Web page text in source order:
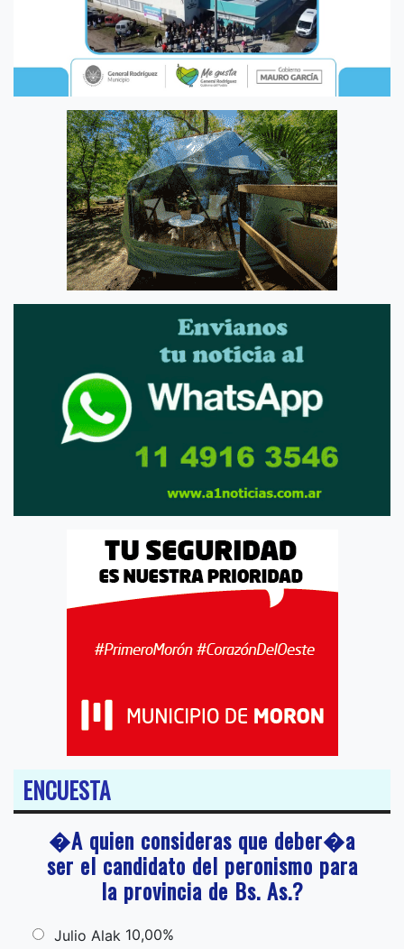
ENCUESTA
�A quien consideras que deber�a
ser el candidato del peronismo para
la provincia de Bs. As.?
Julio Alak 10,00%